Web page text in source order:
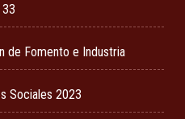
33
de Fomento e Industria
Sociales 2023